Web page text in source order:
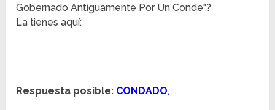
Gobernado Antiguamente Por Un Conde"?
La tienes aquí:
Respuesta posible: CONDADO,